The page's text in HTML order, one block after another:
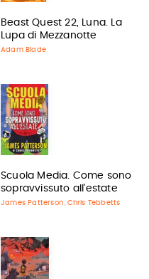
Beast Quest 22, Luna. La
Lupa di Mezzanotte
Adam Blade
Scuola Media. Come sono
sopravvissuto all'estate
James Patterson , Chris Tebbetts